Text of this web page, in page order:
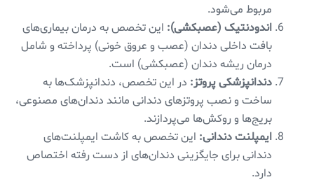
مربوط می‌شود.
اندودنتیک (عصبکشی): این تخصص به درمان بیماری‌های
بافت داخلی دندان (عصب و عروق خونی) پرداخته و شامل
درمان ریشه دندان (عصبکشی) است.
دندانپزشکی پروتز: در این تخصص، دندانپزشک‌ها به
ساخت و نصب پروتزهای دندانی مانند دندان‌های مصنوعی،
بریج‌ها و روکش‌ها می‌پردازند.
ایمپلنت دندانی: این تخصص به کاشت ایمپلنت‌های
دندانی برای جایگزینی دندان‌های از دست رفته اختصاص
دارد.